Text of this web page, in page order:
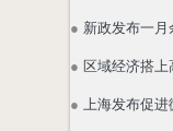
● 新政发布一月
● 区域经济搭
● 上海发布促进